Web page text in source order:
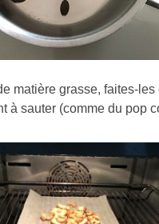
matière grasse, faites-
à sauter (comme du pop